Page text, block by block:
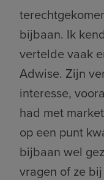
bijbaan. Ik
vertelde vaak
Adwise. Zijn
interesse,
had met
op een punt
bijbaan wel
vragen of ze